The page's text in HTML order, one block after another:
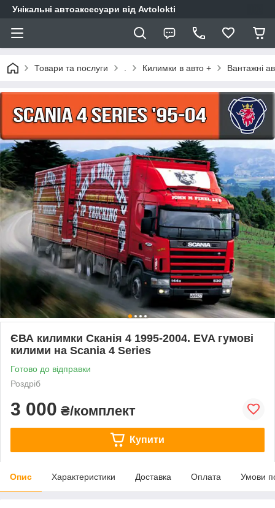
Унікальні автоаксесуари від Avtolokti
Товари та послуги Килимки в авто + Вантажні
ЄВА килимки Сканія 4 1995-2004. EVA гумові
килими на Scania 4 Series
Готово до відправки
Роздріб
3 000 ₴/комплект
Купити
Опис Характеристики Доставка Оплата Умови